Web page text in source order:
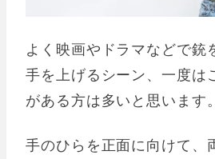
よく映画やドラマなどで銃
手を上げるシーン、一度は
がある方は多いと思います。
手のひらを正面に向けて、